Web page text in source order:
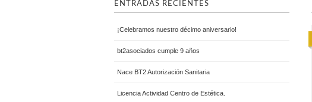
ENTRADAS RECIENTES
¡Celebramos nuestro décimo aniversario!
bt2asociados cumple 9 años
Nace BT2 Autorización Sanitaria
Licencia Actividad Centro de Estética.